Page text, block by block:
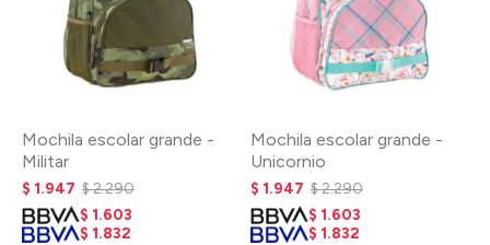
Mochila escolar grande -
Militar
$ 1.947 $2.290
$ 1.603
$ 1.832
Mochila escolar grande -
Unicornio
$ 1.947 $2.290
$ 1.603
$ 1.832